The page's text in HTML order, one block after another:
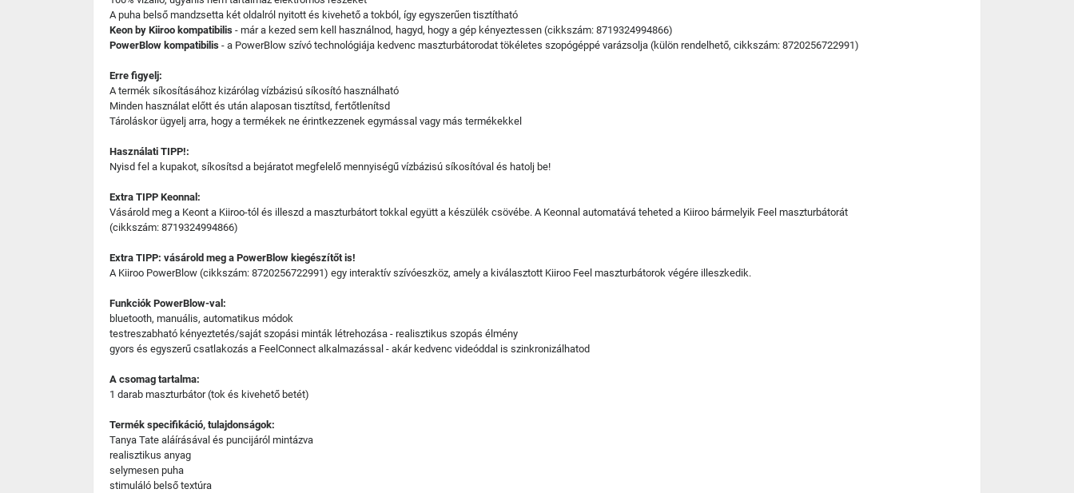
A puha belső mandzsetta két oldalról nyitott és kivehető a tokból, így egyszerűen tisztítható
Keon by Kiiroo kompatibilis - már a kezed sem kell használnod, hagyd, hogy a gép kényeztessen (cikkszám: 8719324994866)
PowerBlow kompatibilis - a PowerBlow szívó technológiája kedvenc maszturbátorodat tökéletes szopógéppé varázsolja (külön rendelhető, cikkszám: 8720256722991)
Erre figyelj:
A termék síkosításához kizárólag vízbázisú síkosító használható
Minden használat előtt és után alaposan tisztítsd, fertőtlenítsd
Tároláskor ügyelj arra, hogy a termékek ne érintkezzenek egymással vagy más termékekkel
Használati TIPP!:
Nyisd fel a kupakot, síkosítsd a bejáratot megfelelő mennyiségű vízbázisú síkosítóval és hatolj be!
Extra TIPP Keonnal:
Vásárold meg a Keont a Kiiroo-tól és illeszd a maszturbátort tokkal együtt a készülék csövébe. A Keonnal automatává teheted a Kiiroo bármelyik Feel maszturbátorát
(cikkszám: 8719324994866)
Extra TIPP: vásárold meg a PowerBlow kiegészítőt is!
A Kiiroo PowerBlow (cikkszám: 8720256722991) egy interaktív szívóeszköz, amely a kiválasztott Kiiroo Feel maszturbátorok végére illeszkedik.
Funkciók PowerBlow-val:
bluetooth, manuális, automatikus módok
testreszabható kényeztetés/saját szopási minták létrehozása - realisztikus szopás élmény
gyors és egyszerű csatlakozás a FeelConnect alkalmazással - akár kedvenc videóddal is szinkronizálhatod
A csomag tartalma:
1 darab maszturbátor (tok és kivehető betét)
Termék specifikáció, tulajdonságok:
Tanya Tate aláírásával és puncijáról mintázva
realisztikus anyag
selymesen puha
stimuláló belső textúra